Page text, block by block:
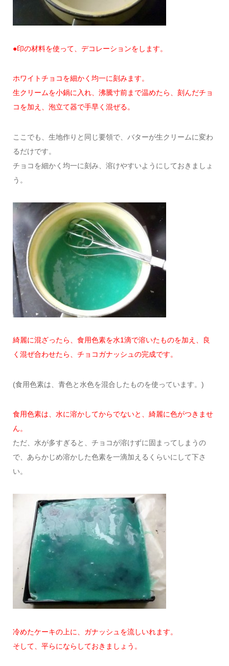
●印の材料を使って、デコレーションをします。
ホワイトチョコを細かく均一に刻みます。
生クリームを小鍋に入れ、沸騰寸前まで温めたら、刻んだチョ
コを加え、泡立て器で手早く混ぜる。
ここでも、生地作りと同じ要領で、バターが生クリームに変わ
るだけです。
チョコを細かく均一に刻み、溶けやすいようにしておきましょ
う。
綺麗に混ざったら、食用色素を水1滴で溶いたものを加え、良
く混ぜ合わせたら、チョコガナッシュの完成です。
(食用色素は、青色と水色を混合したものを使っています。)
食用色素は、水に溶かしてからでないと、綺麗に色がつきませ
ん。
ただ、水が多すぎると、チョコが溶けずに固まってしまうの
で、あらかじめ溶かした色素を一滴加えるくらいにして下さ
い。
冷めたケーキの上に、ガナッシュを流しいれます。
そして、平らにならしておきましょう。